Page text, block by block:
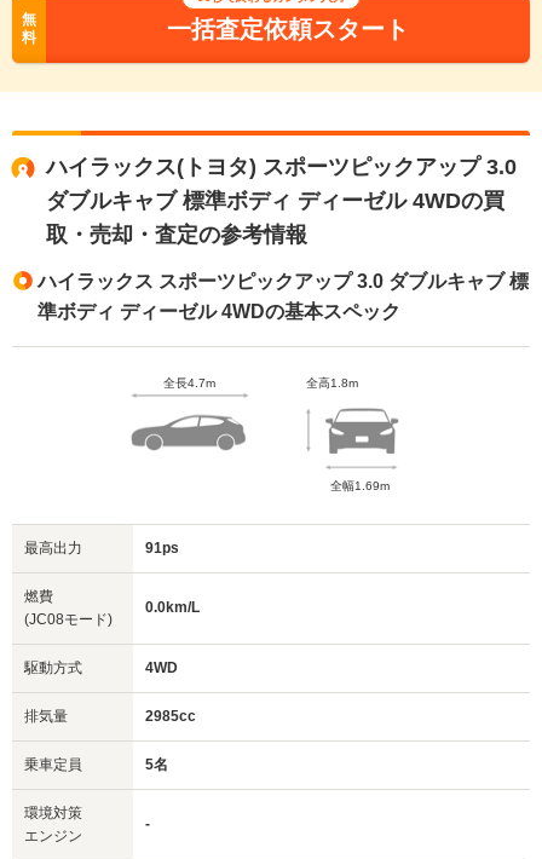
無
料
一括査定依頼スタート
ハイラックス(トヨタ) スポーツピックアップ 3.0
ダブルキャブ 標準ボディ ディーゼル 4WDの買
取・売却・査定の参考情報
ハイラックス スポーツピックアップ 3.0 ダブルキャブ 標
準ボディ ディーゼル 4WDの基本スペック
全長4.7m 全高1.8m
全幅1.69m
最高出力 91ps
燃費
(JC08モード)
0.0km/L
駆動方式 4WD
排気量 2985cc
乗車定員 5名
環境対策
エンジン
-